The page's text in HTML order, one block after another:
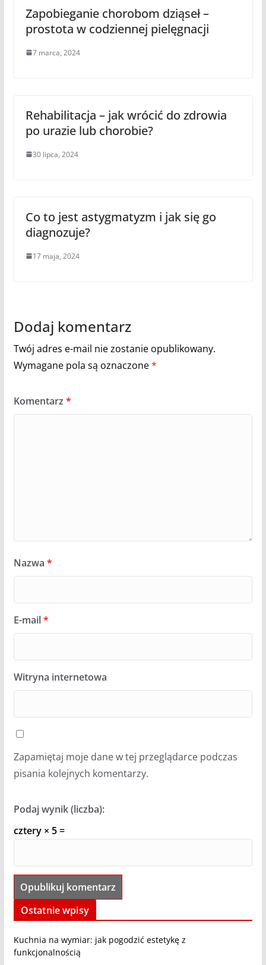
Zapobieganie chorobom dziąseł –
prostota w codziennej pielęgnacji
7 marca, 2024
Rehabilitacja – jak wrócić do zdrowia
po urazie lub chorobie?
30 lipca, 2024
Co to jest astygmatyzm i jak się go
diagnozuje?
17 maja, 2024
Dodaj komentarz
Twój adres e-mail nie zostanie opublikowany.
Wymagane pola są oznaczone*
Komentarz *
Nazwa *
E-mail*
Witryna internetowa
Zapamiętaj moje dane w tej przeglądarce podczas
pisania kolejnych komentarzy.
Podaj wynik (liczba):
cztery × 5 =
Ostatnie wpisy
Kuchnia na wymiar: jak pogodzić estetykę z
funkcjonalnością